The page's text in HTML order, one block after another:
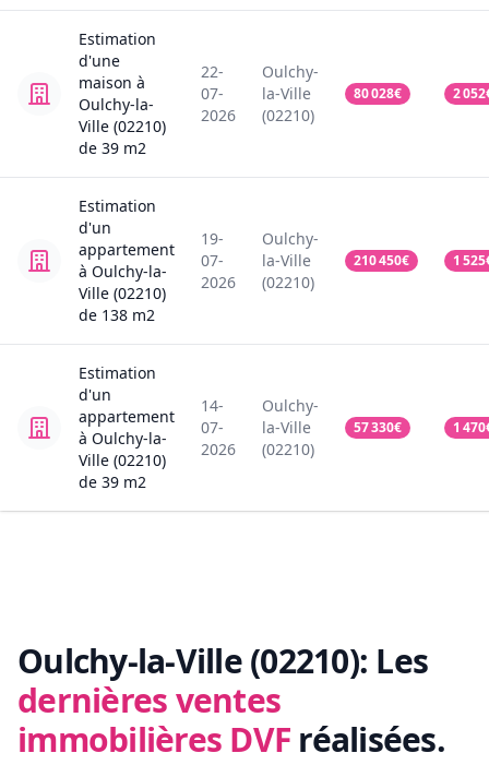
Estimation
d'une
maison à
Oulchy-la-
Ville (02210)
de 39 m2
22-
07-
2026
Oulchy-
la-Ville
(02210)
80 028€ 2 052
Estimation
d'un
appartement
à Oulchy-la-
Ville (02210)
de 138 m2
19-
07-
2026
Oulchy-
la-Ville
(02210)
210 450€ 1 525
Estimation
d'un
appartement
à Oulchy-la-
Ville (02210)
de 39 m2
14-
07-
2026
Oulchy-
la-Ville
(02210)
57 330€ 1 470
Oulchy-la-Ville (02210): Les
dernières ventes
immobilières DVF réalisées.